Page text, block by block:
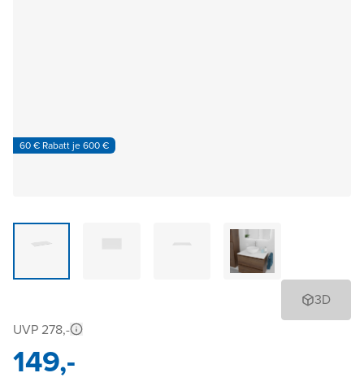
60 € Rabatt je 600 €
3D
UVP 278,-
149,-